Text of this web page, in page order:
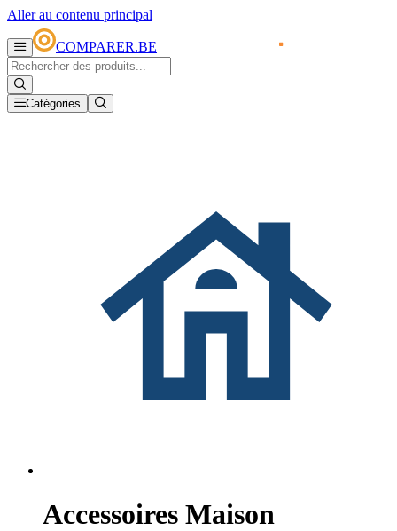
Aller au contenu principal
COMPARER.BE
Catégories
Accessoires Maison